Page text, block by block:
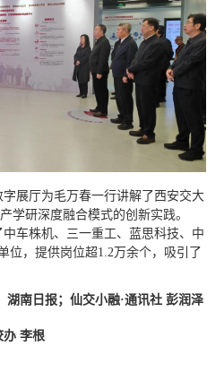
展厅为毛万春一行讲解了西安交大
学研深度融合模式的创新实践。
车株机、三一重工、蓝思科技、中
位，提供岗位超1.2万余个，吸引了
湖南日报；仙交小融·通讯社 彭润泽
办 李根